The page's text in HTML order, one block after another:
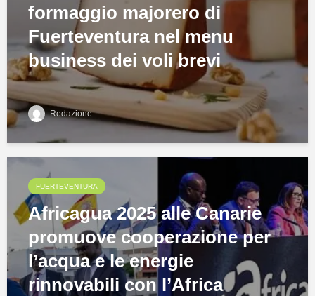
formaggio majorero di
Fuerteventura nel menu
business dei voli brevi
Redazione
FUERTEVENTURA
Africagua 2025 alle Canarie
promuove cooperazione per
l’acqua e le energie
rinnovabili con l’Africa